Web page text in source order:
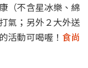
（不含星冰樂、綿
氣；另外２大外送
活動可喝喔！ 食尚